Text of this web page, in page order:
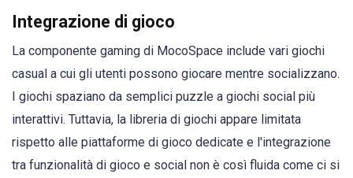
Integrazione di gioco
La componente gaming di MocoSpace include vari giochi
casual a cui gli utenti possono giocare mentre socializzano.
I giochi spaziano da semplici puzzle a giochi social più
interattivi. Tuttavia, la libreria di giochi appare limitata
rispetto alle piattaforme di gioco dedicate e l'integrazione
tra funzionalità di gioco e social non è così fluida come ci si